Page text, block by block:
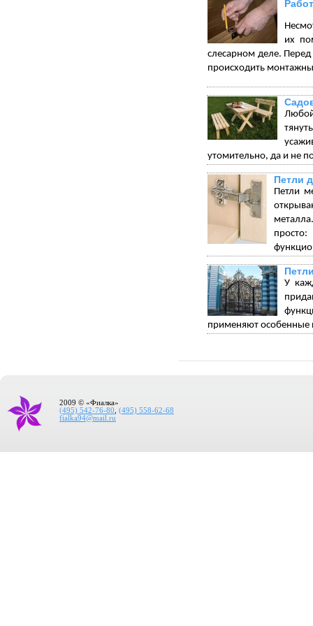
их
слесарном деле. Перед
происходить
утомительно, да и не
Петли
Петли
У
применяют особенные
2009 © «Фиалка»
(495) 542-76-80
(495) 558-62-68
fialka94@mail.ru